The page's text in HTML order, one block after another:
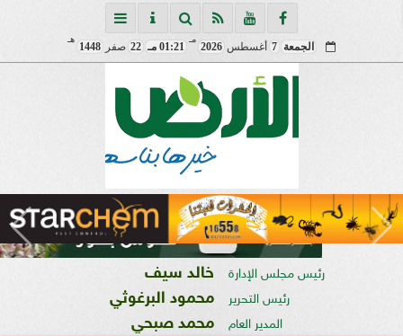
الجمعة 7 أغسطس 2026
مـ
01:21 مـ 22 صفر 1448
هـ
رئيس مجلس الإدارة خالد سيف
رئيس التحرير محمود البرغوثي
المدير العام محمد صبحي